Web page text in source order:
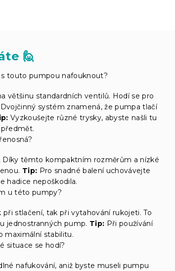
🙋
touto pumpou nafouknout?
většinu standardních ventilů. Hodí se pro
systém znamená, že pumpa tlačí
Vyzkoušejte různé trysky, abyste našli tu
Díky těmto kompaktním rozměrům a nízké
Tip: Pro snadné balení uchovávejte
hadice nepoškodila.
u této pumpy?
stlačení, tak při vytahování rukojeti. To
jednostranných pump. Tip: Při používání
maximální stabilitu.
situace se hodí?
nafukování, aniž byste museli pumpu